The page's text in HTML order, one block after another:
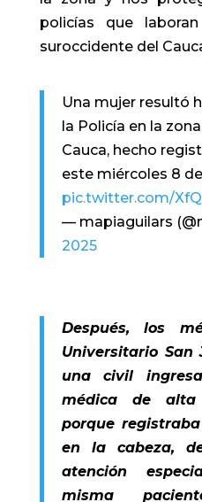
policías que
suroccidente del
Una mujer resultó
la Policía en la
Cauca, hecho
este miércoles 8
pic.twitter.com/
— mapiaguilars
2025
Después, los
Universitario San
una civil
médica de alta
porque
en la cabeza,
atención
misma